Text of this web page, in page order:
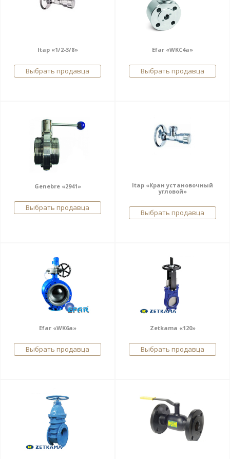
Itap «1/2-3/8»
Выбрать продавца
Efar «WKC4a»
Выбрать продавца
Genebre «2941»
Выбрать продавца
Itap «Кран установочный
угловой»
Выбрать продавца
Efar «WK6a»
Выбрать продавца
Zetkama «120»
Выбрать продавца